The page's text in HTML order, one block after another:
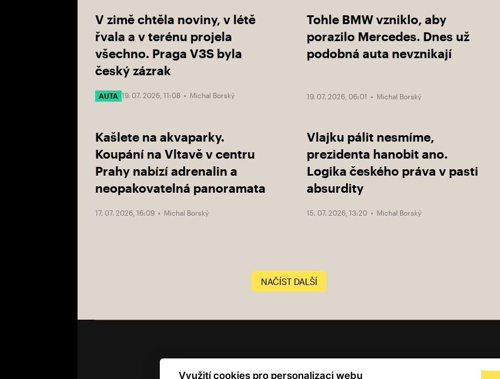
V zimě chtěla noviny, v létě
řvala a v terénu projela
všechno. Praga V3S byla
český zázrak
AUTA 19. 07. 2026, 11:08 • Michal Borský
Tohle BMW vzniklo, aby
porazilo Mercedes. Dnes už
podobná auta nevznikají
19. 07. 2026, 06:01 • Michal Borský
Kašlete na akvaparky.
Koupání na Vltavě v centru
Prahy nabízí adrenalin a
neopakovatelná panoramata
17. 07. 2026, 16:09 • Michal Borský
Vlajku pálit nesmíme,
prezidenta hanobit ano.
Logika českého práva v pasti
absurdity
15. 07. 2026, 13:20 • Michal Borský
NAČÍST DALŠÍ
© 2001 — 2026 Copyright CMI News a dodavatelé obsahu. | Cookies
Využití cookies pro personalizaci webu